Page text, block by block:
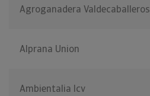
Agroganadera Valdecaballeros
Alprana Union
Ambientalia Icv